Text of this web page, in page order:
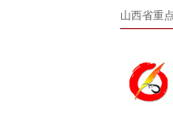
山西省重